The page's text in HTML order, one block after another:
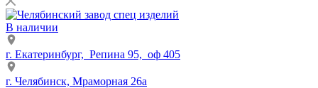
В наличии
г. Екатеринбург, Репина 95, оф 405
г. Челябинск, Мраморная 26а